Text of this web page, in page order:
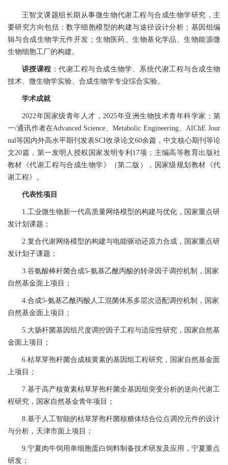
王智文课题组长期从事微生物代谢工程与合成生物学研究，主
要研究方向包括：数字细胞模型的构建与途径设计分析；基因组编
辑与合成生物学元件开发；生物医药、生物基化学品、生物能源微
生物细胞工厂的构建。
讲授课程 ：代谢工程与合成生物学、系统代谢工程与合成生物
技术、微生物学实验、合成生物学专业综合实验。
学术成就
2022年国家级青年人才， 2025年亚洲生物技术青年科学家； 第
一/通讯作者在Advanced Science、Metabolic Engineering、 AIChE Jour
nal等国内外高水平期刊发表SCI收录论文60余篇，中文核心期刊等论
文20篇，第一发明人授权国家发明专利 17项；主编高等教育出版社
教材《代谢工程与合成生物学》（第二版），国家级规划教材《代
谢工程》 。
代表性项目
1.工业微生物新一代高质量网络模型的构建与优化，国家重点研
发计划课题；
2.复合代谢网络模型的构建与电能驱动还原力合成 ， 国家重点研
发计划子课题 ；
3.谷氨酸棒杆菌合成5-氨基乙酰丙酸的转录因子调控机制 ，国家
自然基金面上项目；
4.合成5-氨基乙酰丙酸人工混菌体系多层次适配调控机制，国家
自然基金面上项目；
5.大肠杆菌基因组尺度调控因子工程与适应性研究 ，国家自然基
金面上项目；
6.枯草芽孢杆菌合成核黄素的基因组工程研究 ，国家自然基金面
上项目；
7.基于高产核黄素枯草芽孢杆菌全基因组突变分析的逆向代谢工
程研究 ，国家自然基金青年项目；
8.基于人工智能的枯草芽孢杆菌核糖体结合位点调控元件的设计
与分析，天津市面上项目；
9.宁夏肉牛饲用单细胞蛋白饲料制备技术研发及应用，宁夏重点
研发；